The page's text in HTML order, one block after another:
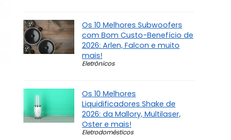
Os 10 Melhores Subwoofers
com Bom Custo-Benefício de
2026: Arlen, Falcon e muito
mais!
Eletrônicos
Os 10 Melhores
Liquidificadores Shake de
2026: da Mallory, Multilaser,
Oster e mais!
Eletrodomésticos